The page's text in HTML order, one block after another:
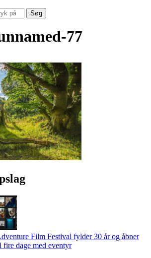
77
Film Festival fylder 30 år og åbner
fire dage med eventyr